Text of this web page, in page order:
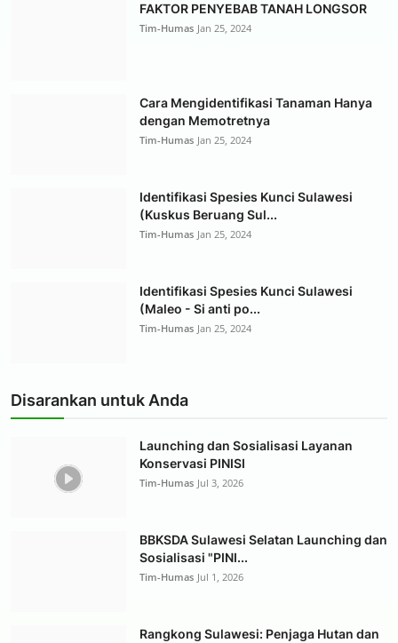
FAKTOR PENYEBAB TANAH LONGSOR
Tim-Humas Jan 25, 2024
Cara Mengidentifikasi Tanaman Hanya
dengan Memotretnya
Tim-Humas Jan 25, 2024
Identifikasi Spesies Kunci Sulawesi
(Kuskus Beruang Sul...
Tim-Humas Jan 25, 2024
Identifikasi Spesies Kunci Sulawesi
(Maleo - Si anti po...
Tim-Humas Jan 25, 2024
Disarankan untuk Anda
Launching dan Sosialisasi Layanan
Konservasi PINISI
Tim-Humas Jul 3, 2026
BBKSDA Sulawesi Selatan Launching dan
Sosialisasi "PINI...
Tim-Humas Jul 1, 2026
Rangkong Sulawesi: Penjaga Hutan dan